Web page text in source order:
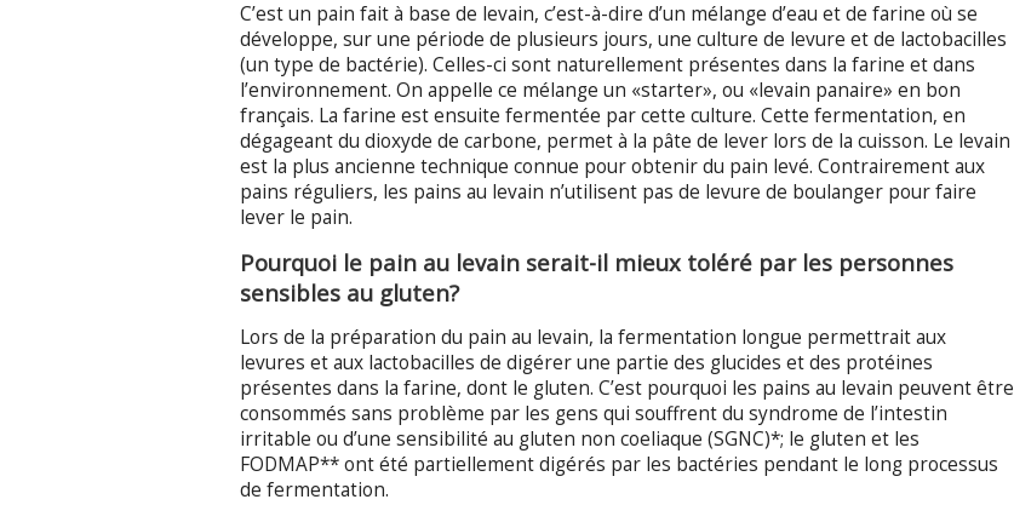
C’est un pain fait à base de levain, c’est-à-dire d’un mélange d’eau et de farine où se
développe, sur une période de plusieurs jours, une culture de levure et de lactobacilles
(un type de bactérie). Celles-ci sont naturellement présentes dans la farine et dans
l’environnement. On appelle ce mélange un «starter», ou «levain panaire» en bon
français. La farine est ensuite fermentée par cette culture. Cette fermentation, en
dégageant du dioxyde de carbone, permet à la pâte de lever lors de la cuisson. Le levain
est la plus ancienne technique connue pour obtenir du pain levé. Contrairement aux
pains réguliers, les pains au levain n’utilisent pas de levure de boulanger pour faire
lever le pain.
Pourquoi le pain au levain serait-il mieux toléré par les personnes
sensibles au gluten?
Lors de la préparation du pain au levain, la fermentation longue permettrait aux
levures et aux lactobacilles de digérer une partie des glucides et des protéines
présentes dans la farine, dont le gluten. C’est pourquoi les pains au levain peuvent être
consommés sans problème par les gens qui souffrent du syndrome de l’intestin
irritable ou d’une sensibilité au gluten non coeliaque (SGNC)*; le gluten et les
FODMAP** ont été partiellement digérés par les bactéries pendant le long processus
de fermentation.